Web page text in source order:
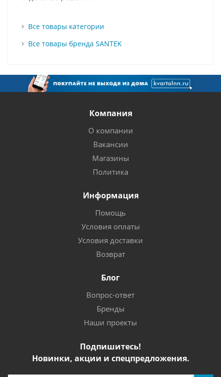
Все товары категории
Все товары бренда SANTEK
Компания
О компании
Вакансии
Магазины
Политика
Информация
Помощь
Условия оплаты
Условия доставки
Возврат
Блог
Вопрос-ответ
Бренды
Наши проекты
Подпишитесь!
Новинки, акции и спецпредложения.